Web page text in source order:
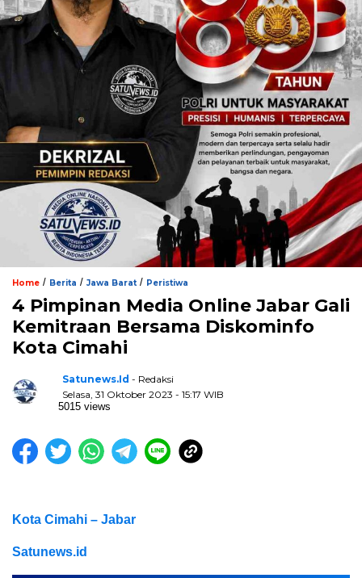
Home / Berita / Jawa Barat / Peristiwa
4 Pimpinan Media Online Jabar Gali
Kemitraan Bersama Diskominfo
Kota Cimahi
Satunews.id - Redaksi
Selasa, 31 Oktober 2023 - 15:17 WIB
5015 views
Kota Cimahi – Jabar
Satunews.id